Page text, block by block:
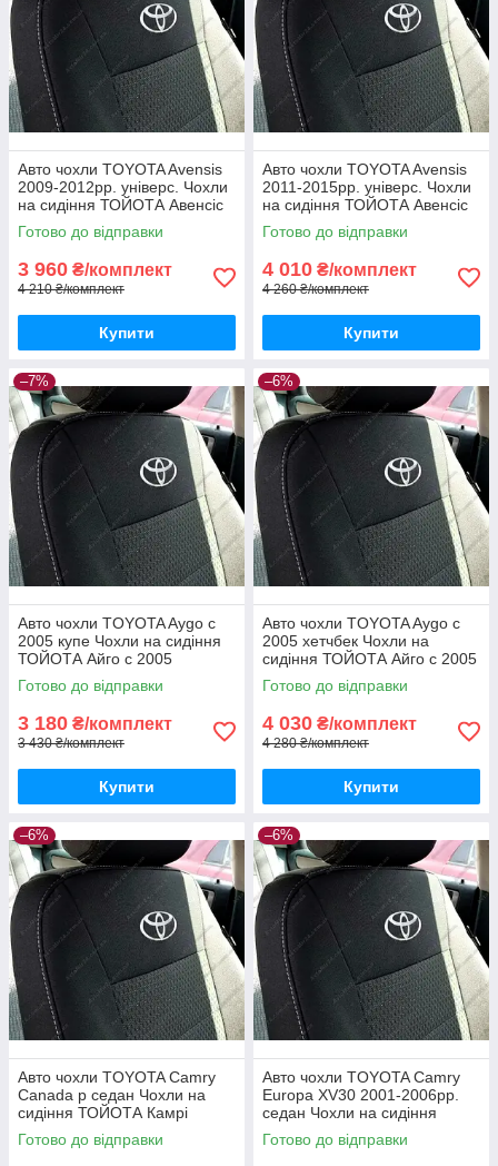
Авто чохли TOYOTA Avensis
2009-2012рр. універс. Чохли
на сидіння ТОЙОТА Авенсіс
2009-2012рр.
Готово до відправки
3 960 ₴/комплект
4 210 ₴/комплект
Купити
Авто чохли TOYOTA Avensis
2011-2015рр. універс. Чохли
на сидіння ТОЙОТА Авенсіс
2011-2015рр.
Готово до відправки
4 010 ₴/комплект
4 260 ₴/комплект
Купити
–7%
Авто чохли TOYOTA Aygo с
2005 купе Чохли на сидіння
ТОЙОТА Айго с 2005
Готово до відправки
3 180 ₴/комплект
3 430 ₴/комплект
Купити
–6%
Авто чохли TOYOTA Aygo с
2005 хетчбек Чохли на
сидіння ТОЙОТА Айго с 2005
Готово до відправки
4 030 ₴/комплект
4 280 ₴/комплект
Купити
–6%
Авто чохли TOYOTA Camry
Canada р седан Чохли на
сидіння ТОЙОТА Камрі
Готово до відправки
–6%
Авто чохли TOYOTA Camry
Europa XV30 2001-2006рр.
седан Чохли на сидіння
ТОЙОТА Камрі Европа
Готово до відправки